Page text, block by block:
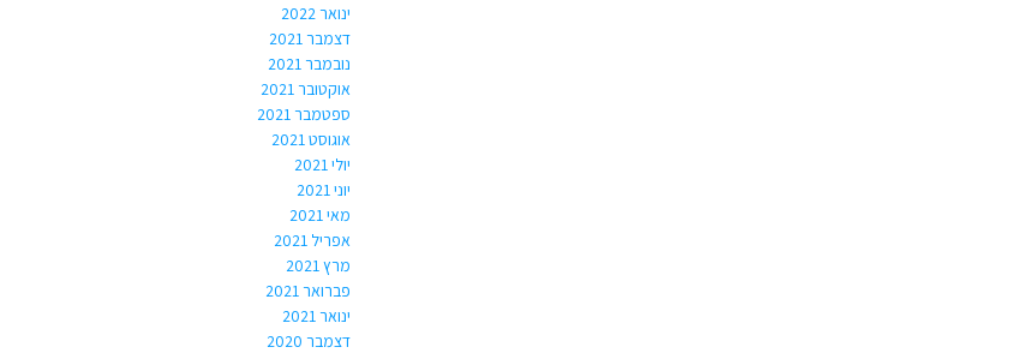
ינואר 2022
דצמבר 2021
נובמבר 2021
אוקטובר 2021
ספטמבר 2021
אוגוסט 2021
יולי 2021
יוני 2021
מאי 2021
אפריל 2021
מרץ 2021
פברואר 2021
ינואר 2021
דצמבר 2020